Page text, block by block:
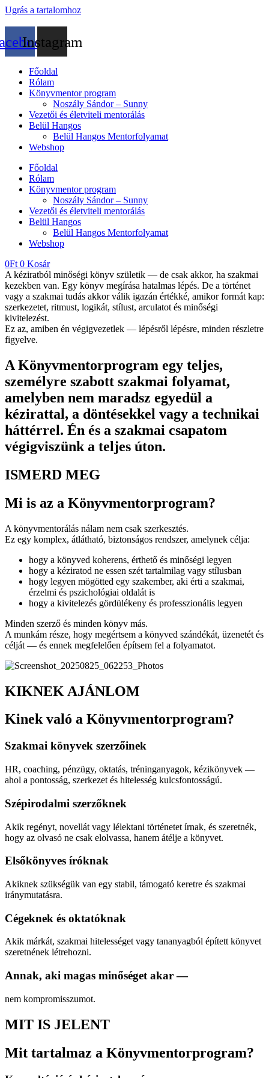
Ugrás a tartalomhoz
Instagram
Főoldal
Rólam
Könyvmentor program
Noszály Sándor – Sunny
Vezetői és életviteli mentorálás
Belül Hangos
Belül Hangos Mentorfolyamat
Webshop
Főoldal
Rólam
Könyvmentor program
Noszály Sándor – Sunny
Vezetői és életviteli mentorálás
Belül Hangos
Belül Hangos Mentorfolyamat
Webshop
0Ft 0 Kosár
A kéziratból minőségi könyv születik — de csak akkor, ha szakmai
kezekben van. Egy könyv megírása hatalmas lépés. De a történet
vagy a szakmai tudás akkor válik igazán értékké, amikor formát kap:
szerkezetet, ritmust, logikát, stílust, arculatot és minőségi
kivitelezést.
Ez az, amiben én végigvezetlek — lépésről lépésre, minden részletre
figyelve.
A Könyvmentorprogram egy teljes,
személyre szabott szakmai folyamat,
amelyben nem maradsz egyedül a
kézirattal, a döntésekkel vagy a technikai
háttérrel. Én és a szakmai csapatom
végigviszünk a teljes úton.
ISMERD MEG
Mi is az a Könyvmentorprogram?
A könyvmentorálás nálam nem csak szerkesztés.
Ez egy komplex, átlátható, biztonságos rendszer, amelynek célja:
hogy a könyved koherens, érthető és minőségi legyen
hogy a kéziratod ne essen szét tartalmilag vagy stílusban
hogy legyen mögötted egy szakember, aki érti a szakmai,
érzelmi és pszichológiai oldalát is
hogy a kivitelezés gördülékeny és professzionális legyen
Minden szerző és minden könyv más.
A munkám része, hogy megértsem a könyved szándékát, üzenetét és
célját — és ennek megfelelően építsem fel a folyamatot.
KIKNEK AJÁNLOM
Kinek való a Könyvmentorprogram?
Szakmai könyvek szerzőinek
HR, coaching, pénzügy, oktatás, tréninganyagok, kézikönyvek —
ahol a pontosság, szerkezet és hitelesség kulcsfontosságú.
Szépirodalmi szerzőknek
Akik regényt, novellát vagy lélektani történetet írnak, és szeretnék,
hogy az olvasó ne csak elolvassa, hanem átélje a könyvet.
Elsőkönyves íróknak
Akiknek szükségük van egy stabil, támogató keretre és szakmai
iránymutatásra.
Cégeknek és oktatóknak
Akik márkát, szakmai hitelességet vagy tananyagból épített könyvet
szeretnének létrehozni.
Annak, aki magas minőséget akar —
nem kompromisszumot.
MIT IS JELENT
Mit tartalmaz a Könyvmentorprogram?